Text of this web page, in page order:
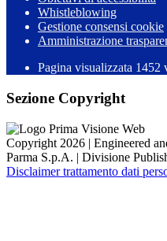
Whistleblowing
Gestione consensi cookie
Amministrazione
Pagina visualizzata 1452
Sezione Copyright
Copyright 2026 | Engineered
Parma S.p.A. | Divisione
Disclaimer trattamento dati